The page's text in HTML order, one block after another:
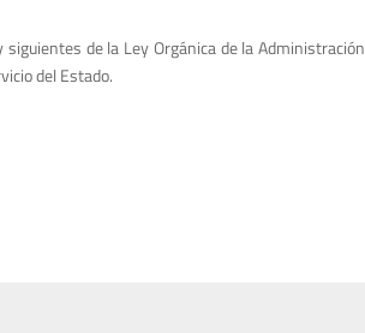
de la Ley Orgánica de la Administración
del Estado.